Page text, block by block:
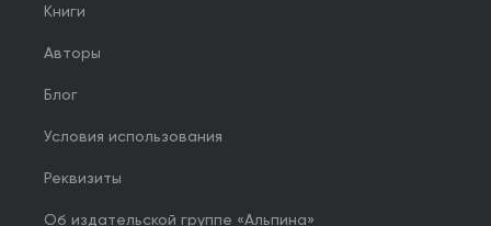
Книги
Авторы
Блог
Условия использования
Реквизиты
Об издательской группе «Альпина»